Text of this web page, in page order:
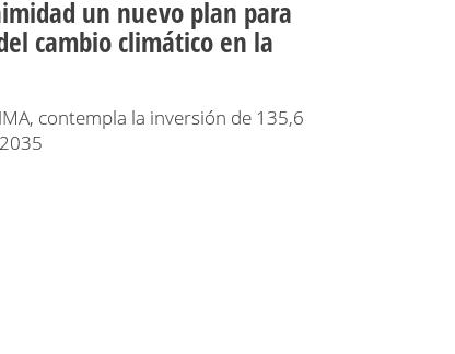
un nuevo plan para
cambio climático en la
contempla la inversión de 135,6